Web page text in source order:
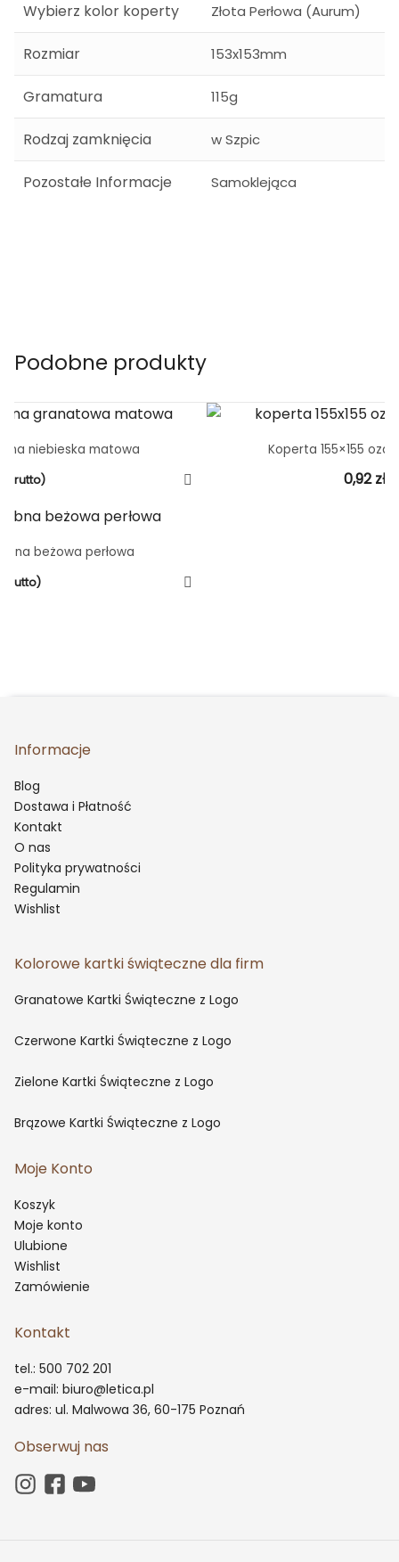
Wybierz kolor koperty Złota Perłowa (Aurum)
Rozmiar 153x153mm
Gramatura 115g
Rodzaj zamknięcia w Szpic
Pozostałe Informacje Samoklejąca
Podobne produkty
niebieska matowa
(brutto)
Koperta 155×155
0,92zł
beżowa perłowa
Informacje
Blog
Dostawa i Płatność
Kontakt
O nas
Polityka prywatności
Regulamin
Wishlist
Kolorowe kartki świąteczne dla firm
Granatowe Kartki Świąteczne z Logo
Czerwone Kartki Świąteczne z Logo
Zielone Kartki Świąteczne z Logo
Brązowe Kartki Świąteczne z Logo
Moje Konto
Koszyk
Moje konto
Ulubione
Wishlist
Zamówienie
Kontakt
tel.: 500 702 201
e-mail: biuro@letica.pl
adres: ul. Malwowa 36, 60-175 Poznań
Obserwuj nas